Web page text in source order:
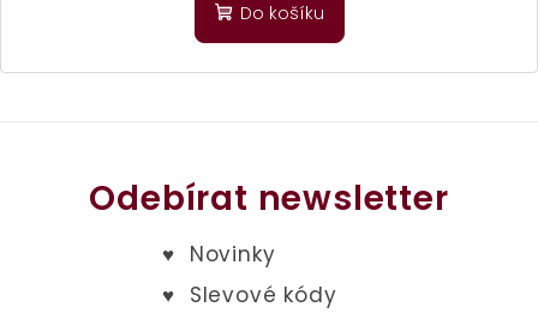
Do košíku
Odebírat newsletter